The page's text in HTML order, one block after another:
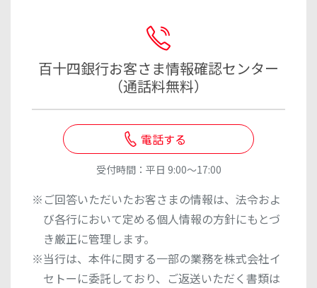
百十四銀行お客さま情報確認センター
（通話料無料）
電話する
受付時間：平日 9:00～17:00
※ご回答いただいたお客さまの情報は、法令およ
び各行において定める個人情報の方針にもとづ
き厳正に管理します。
※当行は、本件に関する一部の業務を株式会社イ
セトーに委託しており、ご返送いただく書類は